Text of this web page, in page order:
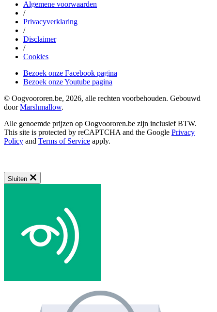
Algemene voorwaarden
/
Privacyverklaring
/
Disclaimer
/
Cookies
Bezoek onze Facebook pagina
Bezoek onze Youtube pagina
© Oogvoororen.be, 2026, alle rechten voorbehouden. Gebouwd
doorMarshmallow.
Alle genoemde prijzen op Oogvoororen.be zijn inclusief BTW.
This site is protected by reCAPTCHA and the Google Privacy
Policy and Terms of Service apply.
Sluiten